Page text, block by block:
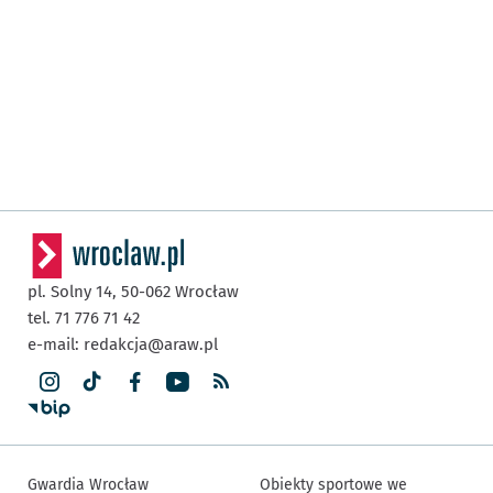
pl. Solny 14, 50-062 Wrocław
tel. 71 776 71 42
e-mail: redakcja@araw.pl
Gwardia Wrocław Obiekty sportowe we